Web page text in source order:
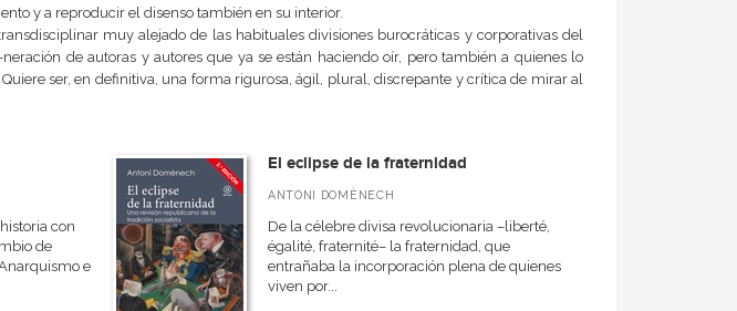
y a reproducir el disenso también en su interior.
muy alejado de las habituales divisiones burocráticas y corporativas del
de autoras y autores que ya se están haciendo oír, pero también a quienes lo
ser, en definitiva, una forma rigurosa, ágil, plural, discrepante y crítica de mirar al
con
de
e
El eclipse de la fraternidad
ANTONI DOMÈNECH
De la célebre divisa revolucionaria –liberté,
égalité, fraternité– la fraternidad, que
entrañaba la incorporación plena de quienes
viven por...